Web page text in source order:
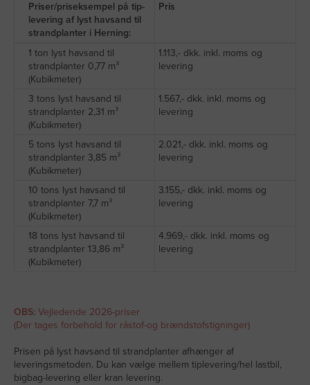
Priser/priseksempel på tip-
levering af lyst havsand til
strandplanter i Herning:
Pris
1 ton lyst havsand til
strandplanter 0,77 m³
(Kubikmeter)
1.113,- dkk. inkl. moms og
levering
3 tons lyst havsand til
strandplanter 2,31 m³
(Kubikmeter)
1.567,- dkk. inkl. moms og
levering
5 tons lyst havsand til
strandplanter 3,85 m³
(Kubikmeter)
2.021,- dkk. inkl. moms og
levering
10 tons lyst havsand til
strandplanter 7,7 m³
(Kubikmeter)
3.155,- dkk. inkl. moms og
levering
18 tons lyst havsand til
strandplanter 13,86 m³
(Kubikmeter)
4.969,- dkk. inkl. moms og
levering
OBS: Vejledende 2026-priser
(Der tages forbehold for råstof-og brændstofstigninger)
Prisen på lyst havsand til strandplanter afhænger af
leveringsmetoden. Du kan vælge mellem tiplevering/hel lastbil,
bigbag-levering eller kran levering.